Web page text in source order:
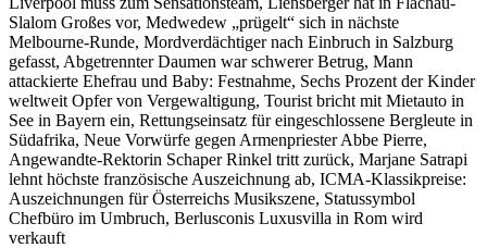
Slalom Großes vor, Medwedew „prügelt“ sich in nächste
Melbourne-Runde, Mordverdächtiger nach Einbruch in Salzburg
gefasst, Abgetrennter Daumen war schwerer Betrug, Mann
attackierte Ehefrau und Baby: Festnahme, Sechs Prozent der Kinder
weltweit Opfer von Vergewaltigung, Tourist bricht mit Mietauto in
See in Bayern ein, Rettungseinsatz für eingeschlossene Bergleute in
Südafrika, Neue Vorwürfe gegen Armenpriester Abbe Pierre,
Angewandte-Rektorin Schaper Rinkel tritt zurück, Marjane Satrapi
lehnt höchste französische Auszeichnung ab, ICMA-Klassikpreise:
Auszeichnungen für Österreichs Musikszene, Statussymbol
Chefbüro im Umbruch, Berlusconis Luxusvilla in Rom wird
verkauft